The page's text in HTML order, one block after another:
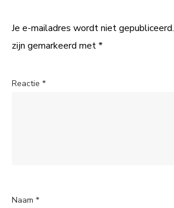
Je e-mailadres wordt niet gepubliceerd.
zijn gemarkeerd met*
Reactie *
Naam *